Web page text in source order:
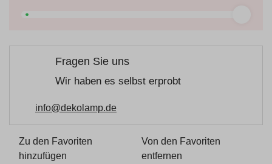
Fragen Sie uns
Wir haben es selbst erprobt
info@dekolamp.de
Zu den Favoriten
hinzufügen
Von den Favoriten
entfernen